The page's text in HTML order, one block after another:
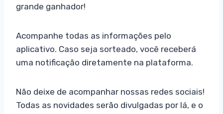
grande ganhador!
Acompanhe todas as informações pelo
aplicativo. Caso seja sorteado, você receberá
uma notificação diretamente na plataforma.
Não deixe de acompanhar nossas redes sociais!
Todas as novidades serão divulgadas por lá, e o